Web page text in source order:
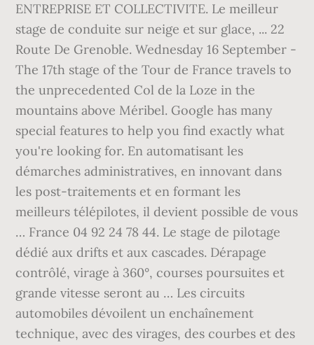
ENTREPRISE ET COLLECTIVITE. Le meilleur
stage de conduite sur neige et sur glace, ... 22
Route De Grenoble. Wednesday 16 September -
The 17th stage of the Tour de France travels to
the unprecedented Col de la Loze in the
mountains above Méribel. Google has many
special features to help you find exactly what
you're looking for. En automatisant les
démarches administratives, en innovant dans
les post-traitements et en formant les
meilleurs télépilotes, il devient possible de vous
… France 04 92 24 78 44. Le stage de pilotage
dédié aux drifts et aux cascades. Dérapage
contrôlé, virage à 360°, courses poursuites et
grande vitesse seront au … Les circuits
automobiles dévoilent un enchaînement
technique, avec des virages, des courbes et des